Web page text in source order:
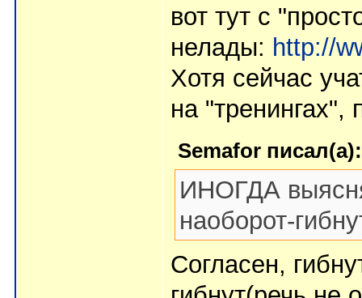
вот тут с
нелады: http://
Хотя сейчас
на "тренингах",
Semafor писал(а):
ИНОГДА
наоборот-
Согласен,